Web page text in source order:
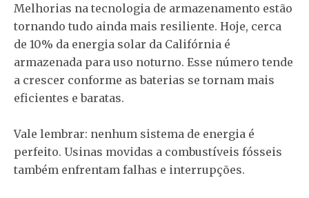
Melhorias na tecnologia de armazenamento estão
tornando tudo ainda mais resiliente. Hoje, cerca
de 10% da energia solar da Califórnia é
armazenada para uso noturno. Esse número tende
a crescer conforme as baterias se tornam mais
eficientes e baratas.
Vale lembrar: nenhum sistema de energia é
perfeito. Usinas movidas a combustíveis fósseis
também enfrentam falhas e interrupções.